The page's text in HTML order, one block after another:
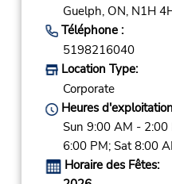
Guelph, ON, N1H
Téléphone :
5198216040
Location Type:
Corporate
Heures
Sun 9:00 AM -
6:00 PM; Sat 8:00
Horaire des Fêtes: